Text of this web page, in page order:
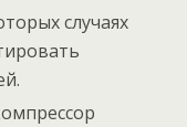
случаях